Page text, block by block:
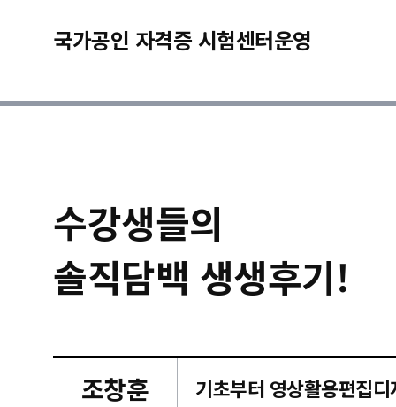
국가공인 자격증 시험센터운영
수강생들의
솔직담백 생생후기!
조창훈